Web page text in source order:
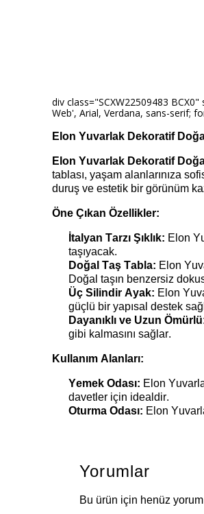
div class="SCXW22509483
Web', Arial, Verdana, sans-serif;
Elon Yuvarlak Dekoratif
Elon Yuvarlak Dekoratif
tablası, yaşam alanlarınıza
duruş ve estetik bir görünüm
Öne Çıkan Özellikler:
İtalyan Tarzı Şıklık: Elon
taşıyacak.
Doğal Taş Tabla: Elon
Doğal taşın benzersiz
Üç Silindir Ayak: Elon
güçlü bir yapısal destek
Dayanıklı ve Uzun
gibi kalmasını sağlar.
Kullanım Alanları:
Yemek Odası: Elon
davetler için idealdir.
Oturma Odası: Elon
Yorumlar
Bu ürün için henüz yorum